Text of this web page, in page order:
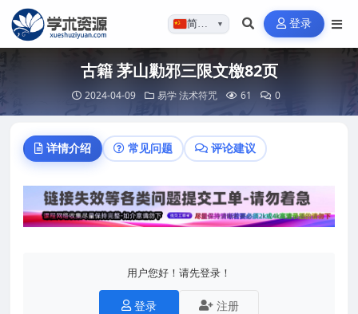
简体…▼ 登录
古籍 茅山勦邪三限文檄82页
2024-04-09 易学 法术符咒 61 0
详情介绍 常见问题 评论建议
用户您好！请先登录！
登录 注册